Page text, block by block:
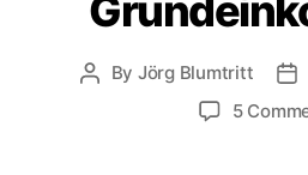
Post
By Jörg Blumtritt
5